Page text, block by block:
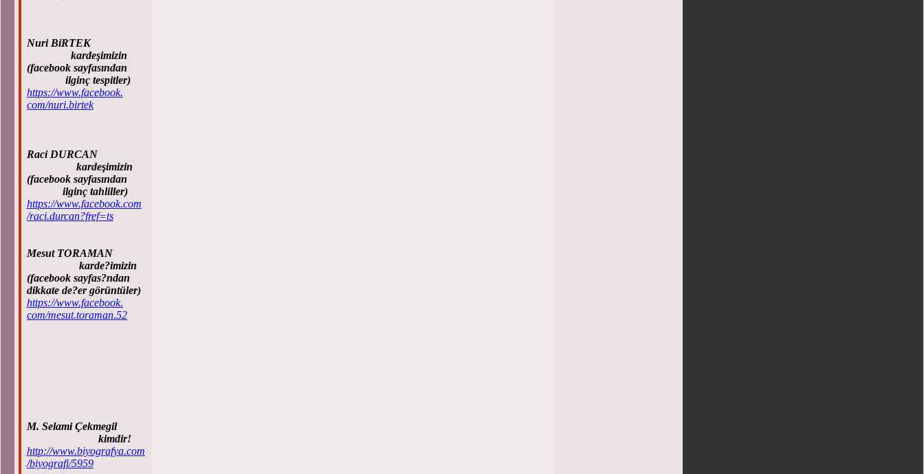
Nuri BiRTEK
kardeşimizin
(facebook sayfasından
ilginç tespitler)
https://www.facebook.
com/nuri.birtek
Raci DURCAN
kardeşimizin
(facebook sayfasından
ilginç tahliller)
https://www.facebook.com
/raci.durcan?fref=ts
Mesut TORAMAN
karde?imizin
(facebook sayfas?ndan
dikkate de?er görüntüler)
https://www.facebook.
com/mesut.toraman.52
M. Selami Çekmegil
kimdir!
http://www.biyografya.com
/biyografi/5959